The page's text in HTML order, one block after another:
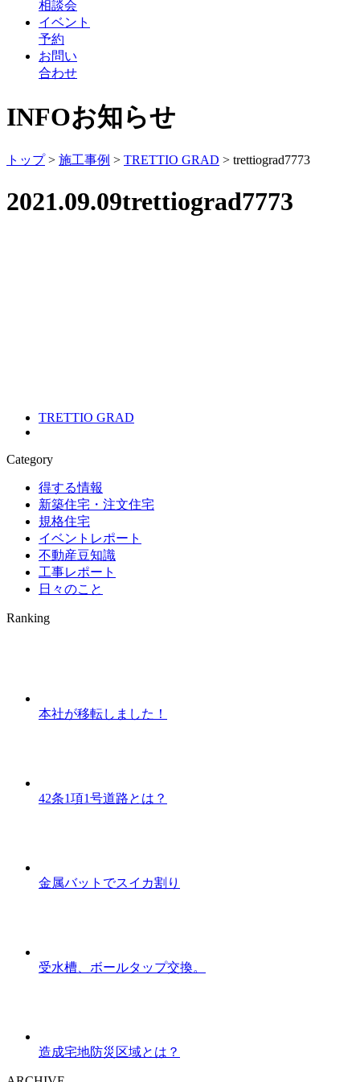
相談会
イベント
予約
お問い
合わせ
INFOお知らせ
トップ> 施工事例 > TRETTIO GRAD > trettiograd7773
2021.09.09trettiograd7773
TRETTIO GRAD
Category
得する情報
新築住宅・注文住宅
規格住宅
イベントレポート
不動産豆知識
工事レポート
日々のこと
Ranking
本社が移転しました！
42条1項1号道路とは？
金属バットでスイカ割り
受水槽、ボールタップ交換。
造成宅地防災区域とは？